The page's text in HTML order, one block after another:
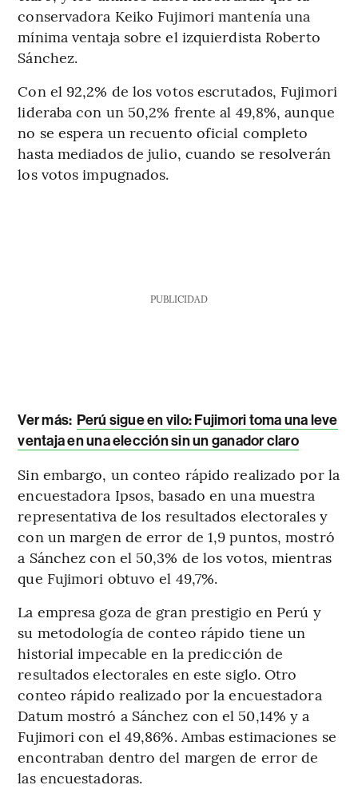
conservadora Keiko Fujimori mantenía una
mínima ventaja sobre el izquierdista Roberto
Sánchez.
Con el 92,2% de los votos escrutados, Fujimori
lideraba con un 50,2% frente al 49,8%, aunque
no se espera un recuento oficial completo
hasta mediados de julio, cuando se resolverán
los votos impugnados.
PUBLICIDAD
Ver más: Perú sigue en vilo: Fujimori toma una leve
ventaja en una elección sin un ganador claro
Sin embargo, un conteo rápido realizado por la
encuestadora Ipsos, basado en una muestra
representativa de los resultados electorales y
con un margen de error de 1,9 puntos, mostró
a Sánchez con el 50,3% de los votos, mientras
que Fujimori obtuvo el 49,7%.
La empresa goza de gran prestigio en Perú y
su metodología de conteo rápido tiene un
historial impecable en la predicción de
resultados electorales en este siglo. Otro
conteo rápido realizado por la encuestadora
Datum mostró a Sánchez con el 50,14% y a
Fujimori con el 49,86%. Ambas estimaciones se
encontraban dentro del margen de error de
las encuestadoras.